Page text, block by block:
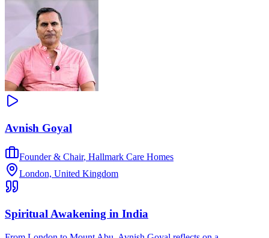
Avnish Goyal
Founder & Chair, Hallmark Care Homes
London, United Kingdom
Spiritual Awakening in India